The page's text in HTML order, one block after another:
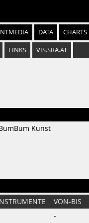
DATA CHARTS
LINKS VIS.SRA.AT
Kunst
VON-BIS
-